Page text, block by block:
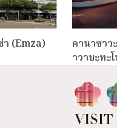
า (Emza)
คานาซาว
าวาบะทะ